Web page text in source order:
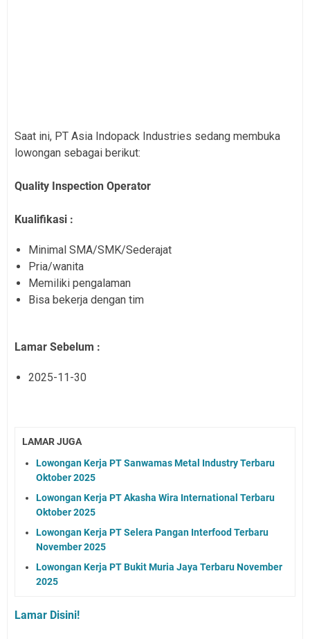
Saat ini, PT Asia Indopack Industries sedang membuka
lowongan sebagai berikut:
Quality Inspection Operator
Kualifikasi :
Minimal SMA/SMK/Sederajat
Pria/wanita
Memiliki pengalaman
Bisa bekerja dengan tim
Lamar Sebelum :
2025-11-30
LAMAR JUGA
Lowongan Kerja PT Sanwamas Metal Industry Terbaru
Oktober 2025
Lowongan Kerja PT Akasha Wira International Terbaru
Oktober 2025
Lowongan Kerja PT Selera Pangan Interfood Terbaru
November 2025
Lowongan Kerja PT Bukit Muria Jaya Terbaru November
2025
Lamar Disini!